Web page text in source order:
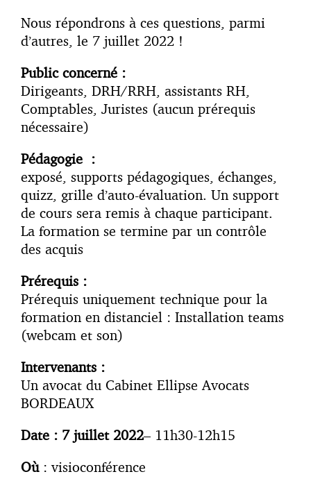
Nous répondrons à ces questions, parmi
d’autres, le 7 juillet 2022 !
Public concerné :
Dirigeants, DRH/RRH, assistants RH,
Comptables, Juristes (aucun prérequis
nécessaire)
Pédagogie :
exposé, supports pédagogiques, échanges,
quizz, grille d’auto-évaluation. Un support
de cours sera remis à chaque participant.
La formation se termine par un contrôle
des acquis
Prérequis :
Prérequis uniquement technique pour la
formation en distanciel : Installation teams
(webcam et son)
Intervenants :
Un avocat du Cabinet Ellipse Avocats
BORDEAUX
Date : 7 juillet 2022– 11h30-12h15
Où : visioconférence